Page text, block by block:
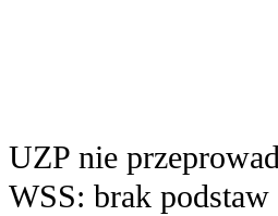
UZP nie
WSS: brak podstaw